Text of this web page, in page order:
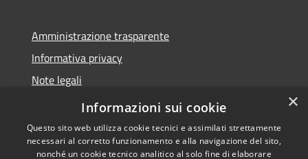
Amministrazione trasparente
Informativa privacy
Note legali
Dichiarazione di accessibilità
×
Informazioni sui cookie
Questo sito web utilizza cookie tecnici e assimilati strettamente
necessari al corretto funzionamento e alla navigazione del sito,
nonché un cookie tecnico analitico al solo fine di elaborare